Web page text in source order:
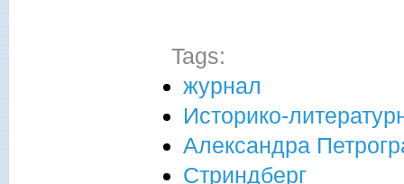
Tags:
журнал
Историко-
Александра
Стриндберг